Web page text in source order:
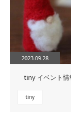
2023.09.28
tiny イベント情
tiny